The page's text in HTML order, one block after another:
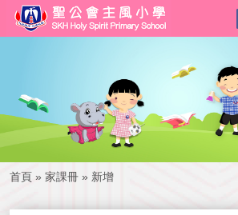
首頁 » 家課冊 » 新增